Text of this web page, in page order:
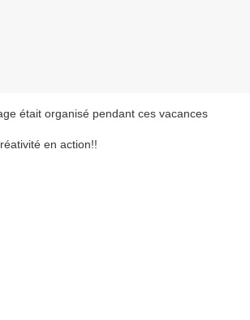
était organisé pendant ces vacances
en action!!